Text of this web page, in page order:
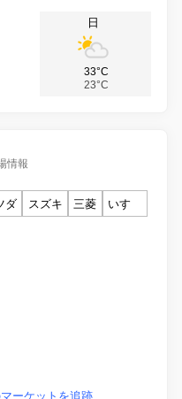
日
33°C
23°C
情報
ダ スズキ 三菱
いすゞ
ーケットを追跡